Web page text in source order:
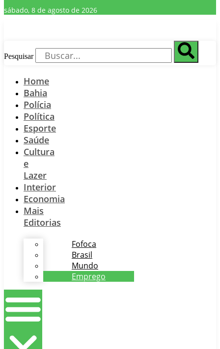
sábado, 8 de agosto de 2026
Pesquisar
Home
Bahia
Polícia
Política
Esporte
Saúde
Cultura
e
Lazer
Interior
Economia
Mais
Editorias
Fofoca
Brasil
Mundo
Emprego